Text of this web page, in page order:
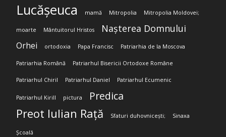
Lucășeuca mamă Mitropolia Mitropolia Moldovei;
moarte Mântuitorul Hristos Nașterea Domnului
Orhei ortodoxia Papa Francisc Patriarhia de la Moscova
Patriarhia Română Patriarhul Bisericii Ortodoxe Române
Patriarhul Chiril Patriarhul Daniel Patriarhul Ecumenic
Patriarhul Kirill pictura Predica
Preot Iulian Rață Sfaturi duhovnicești; Sinaxa
Școală